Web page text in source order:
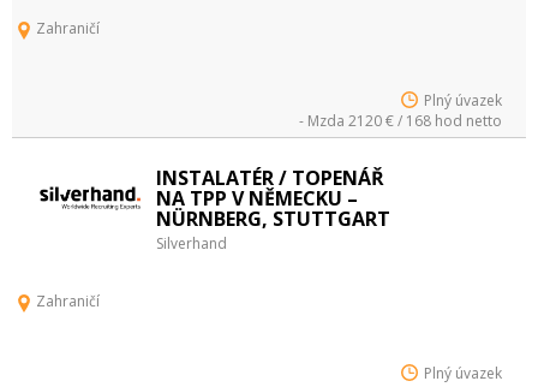
Zahraničí
Plný úvazek
- Mzda 2120 € / 168 hod netto
INSTALATÉR / TOPENÁŘ
NA TPP V NĚMECKU –
NÜRNBERG, STUTTGART
Silverhand
Zahraničí
Plný úvazek